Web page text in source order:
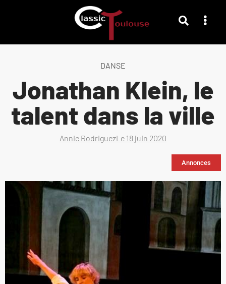
DANSE
Jonathan Klein, le
talent dans la ville
Annie RodriguezLe 18 juin 2020
Annonces